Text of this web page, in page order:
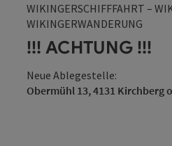
WIKINGERSCHIFFFAHRT –
WIKINGERWANDERUNG
!!! ACHTUNG !!!
Neue Ablegestelle:
Obermühl 13, 4131 Kirchberg